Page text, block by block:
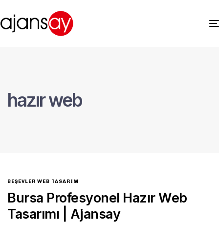
hazır web
BEŞEVLER WEB TASARIM
Bursa Profesyonel Hazır Web
Tasarımı | Ajansay